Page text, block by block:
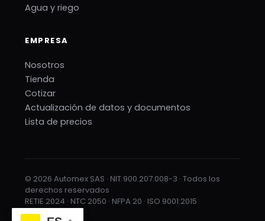
Agua y riego
EMPRESA
Nosotros
Tienda
Cotizar
Actualización de datos y documentos
Lista de precios
© 2026 Automex SAS · NIT 900.207.008-3 · Todos los
derechos reservados
RETIE 2024 · NTC 2050 · NFPA 20 · ISO 9001:2015